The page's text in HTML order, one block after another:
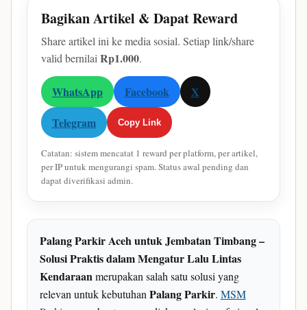
Bagikan Artikel & Dapat Reward
Share artikel ini ke media sosial. Setiap link/share
valid bernilaiRp1.000.
WhatsApp Facebook
X
Telegram
Copy Link
Catatan: sistem mencatat 1 reward per platform, per artikel,
per IP untuk mengurangi spam. Status awal pending dan
dapat diverifikasi admin.
Palang Parkir Aceh untuk Jembatan Timbang –
Solusi Praktis dalam Mengatur Lalu Lintas
Kendaraanmerupakan salah satu solusi yang
relevan untuk kebutuhanPalang Parkir. MSM